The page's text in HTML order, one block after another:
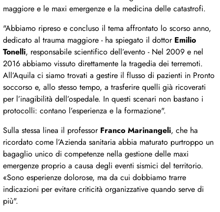
maggiore e le maxi emergenze e la medicina delle catastrofi.
"Abbiamo ripreso e concluso il tema affrontato lo scorso anno,
dedicato al trauma maggiore - ha spiegato il dottor Emilio
Tonelli, responsabile scientifico dell’evento - Nel 2009 e nel
2016 abbiamo vissuto direttamente la tragedia dei terremoti.
All’Aquila ci siamo trovati a gestire il flusso di pazienti in Pronto
soccorso e, allo stesso tempo, a trasferire quelli già ricoverati
per l’inagibilità dell’ospedale. In questi scenari non bastano i
protocolli: contano l’esperienza e la formazione".
Sulla stessa linea il professor Franco Marinangeli, che ha
ricordato come l’Azienda sanitaria abbia maturato purtroppo un
bagaglio unico di competenze nella gestione delle maxi
emergenze proprio a causa degli eventi sismici del territorio.
«Sono esperienze dolorose, ma da cui dobbiamo trarre
indicazioni per evitare criticità organizzative quando serve di
più".